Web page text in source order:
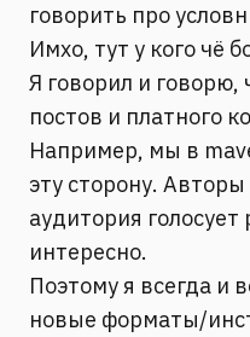
говорить про
Имхо, тут у кого чё
Я говорил и говорю,
постов и платного
Например, мы в
эту сторону.
аудитория голосует
интересно.
Поэтому я всегда и
новые форматы/